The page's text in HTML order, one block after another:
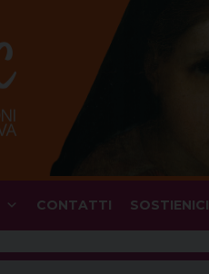
CONTATTI SOSTIENICI